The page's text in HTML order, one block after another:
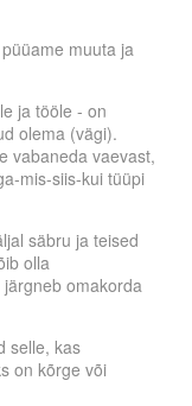
muuta ja
ja tööle - on
olema (vägi).
vabaneda vaevast,
mis-siis-kui tüüpi
säbru ja teised
olla
omakorda
selle, kas
on kõrge või